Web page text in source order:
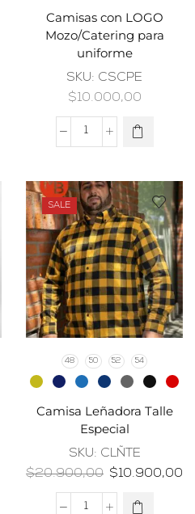
Camisas con LOGO
Mozo/Catering para
uniforme
SKU: CSCPE
$10.000,00
SALE
48 50 52 54
Camisa Leñadora Talle
Especial
SKU: CLÑTE
$20.900,00 $10.900,00